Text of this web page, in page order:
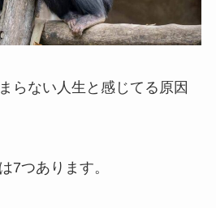
らない人生と感じてる原因
7つあります。